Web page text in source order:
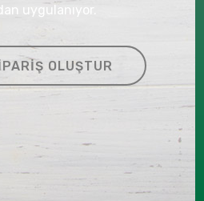
uygulanıyor.
OLUŞTUR